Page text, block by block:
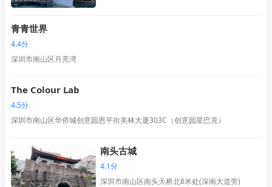
青青世界
4.4分
深圳市南山区月亮湾
The Colour Lab
4.5分
深圳市南山区华侨城创意园恩平街美林大厦303C（创意园星巴克）
南头古城
4.1分
深圳市南山区南头天桥北8米处(深南大道旁)